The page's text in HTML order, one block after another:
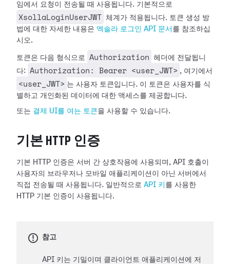
임에서 요청이 전송될 때 사용됩니다. 기본적으로
XsollaLoginUserJWT 체계가 적용됩니다. 토큰 생성 방
법에 대한 자세한 내용은 엑솔라 로그인 API 문서 를 참조하십
시오.
토큰은 다음 형식으로 Authorization
헤더에 전달됩니
다:
Authorization: Bearer <user_JWT> , 여기에서
<user_JWT> 는 사용자 토큰입니다. 이 토큰은 사용자를 식
별하고 개인화된 데이터에 대한 액세스를 제공합니다.
또는 결제 UI를 여는 토큰을 사용할 수 있습니다.
기본 HTTP 인증
기본 HTTP 인증은 서버 간 상호작용에 사용되며, API 호출이
사용자의 브라우저나 모바일 애플리케이션이 아닌 서버에서
직접 전송될 때 사용됩니다. 일반적으로 API 키 를 사용한
HTTP 기본 인증이 사용됩니다.
참고
API 키는 기밀이며 클라이언트 애플리케이션에 저